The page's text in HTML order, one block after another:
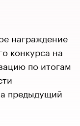
награждение
конкурса на
по итогам
предыдущий